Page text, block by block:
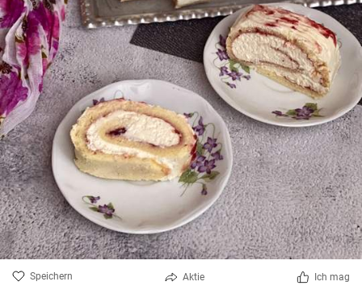
Speichern Aktie Ich mag